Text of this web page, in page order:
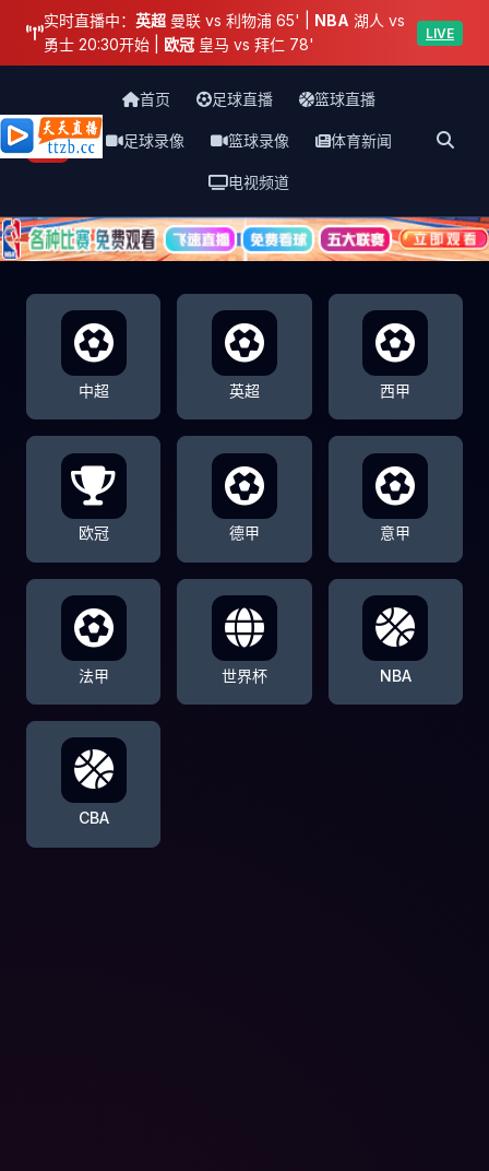
实时直播中： 英超 曼联 vs 利物浦 65' | NBA 湖人 vs
勇士 20:30开始 | 欧冠 皇马 vs 拜仁 78'
LIVE
天天直播网
首页 足球直播 篮球直播
足球录像 篮球录像 体育新闻
电视频道
中超 英超 西甲
欧冠 德甲 意甲
法甲 世界杯 NBA
CBA